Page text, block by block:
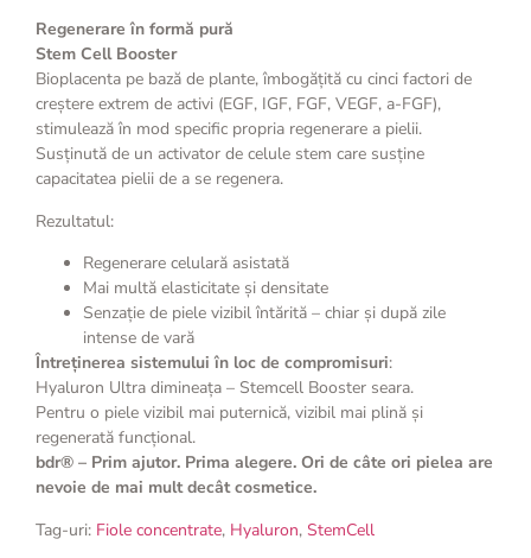
Regenerare în formă pură
Stem Cell Booster
Bioplacenta pe bază de plante, îmbogățită cu cinci factori de
creștere extrem de activi (EGF, IGF, FGF, VEGF, a-FGF),
stimulează în mod specific propria regenerare a pielii.
Susținută de un activator de celule stem care susține
capacitatea pielii de a se regenera.
Rezultatul:
Regenerare celulară asistată
Mai multă elasticitate și densitate
Senzație de piele vizibil întărită – chiar și după zile
intense de vară
Întreținerea sistemului în loc de compromisuri:
Hyaluron Ultra dimineața – Stemcell Booster seara.
Pentru o piele vizibil mai puternică, vizibil mai plină și
regenerată funcțional.
bdr® – Prim ajutor. Prima alegere. Ori de câte ori pielea are
nevoie de mai mult decât cosmetice.
Tag-uri: Fiole concentrate, Hyaluron, StemCell